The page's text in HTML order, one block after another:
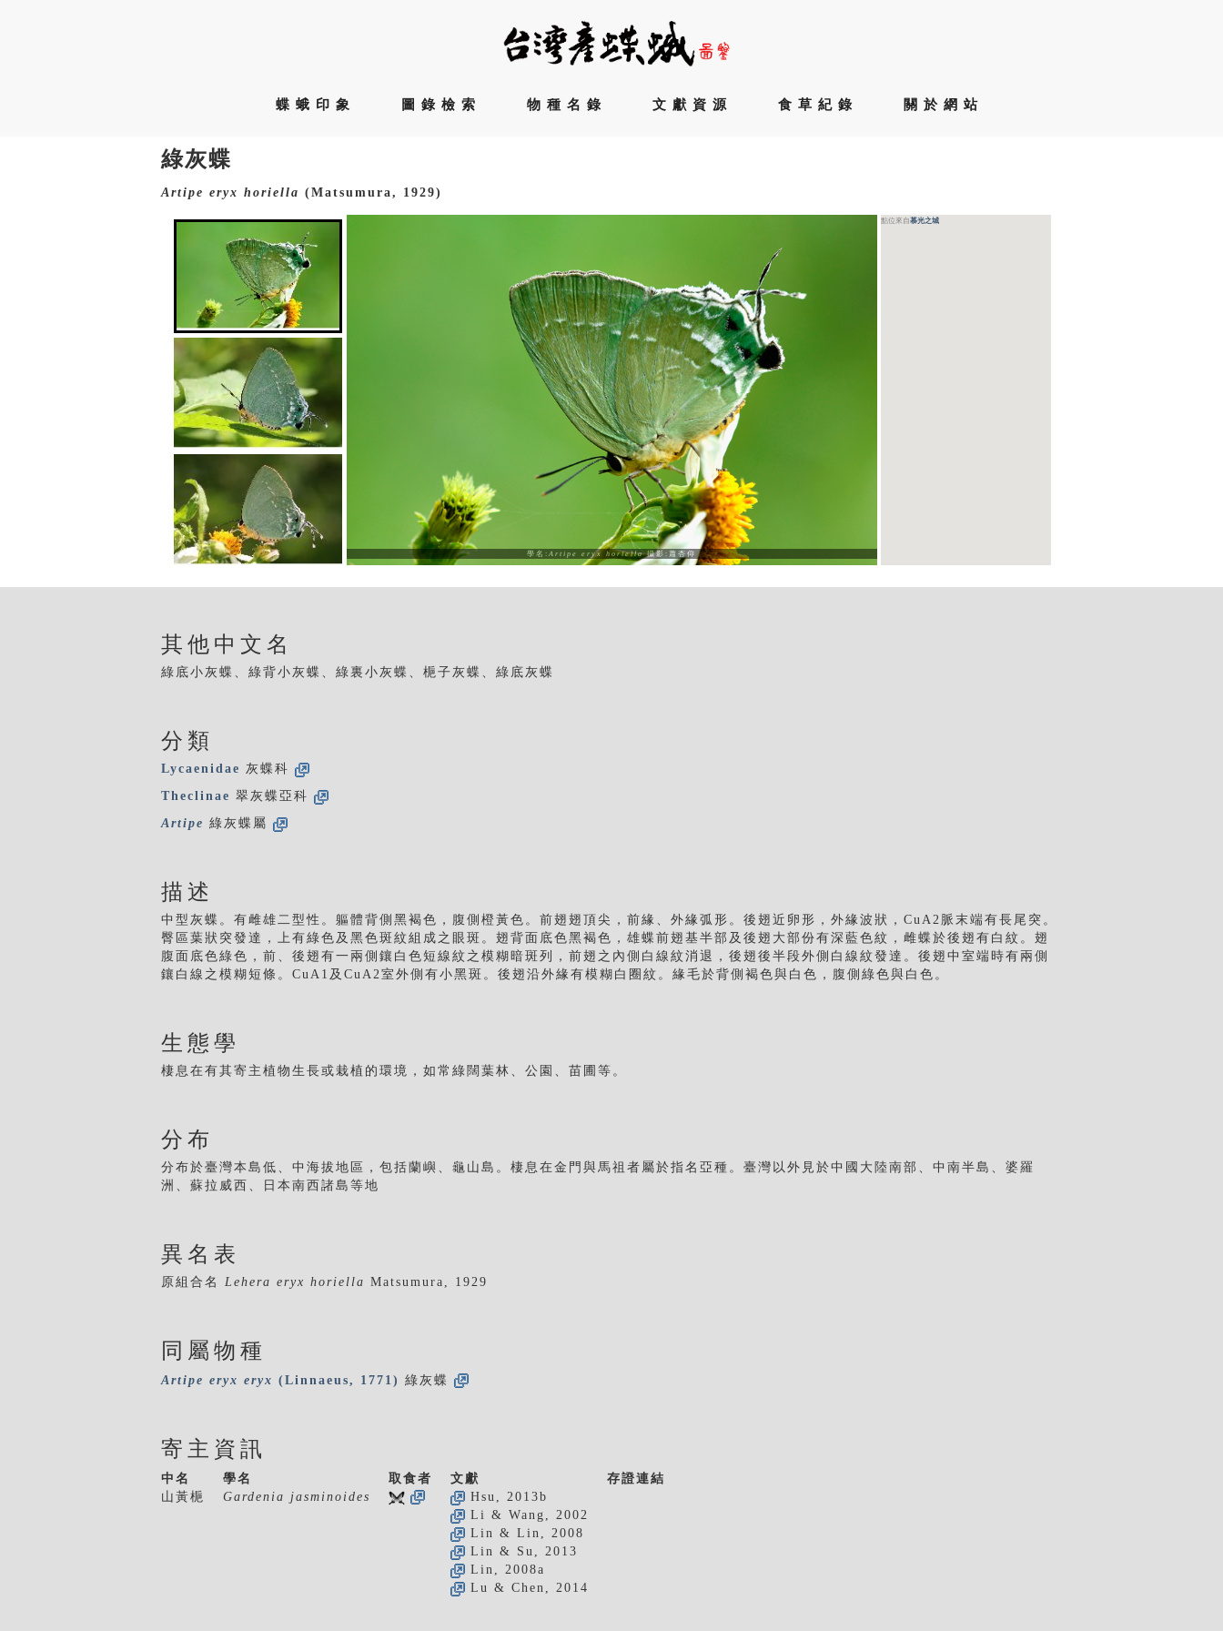
蝶蛾印象 圖錄檢索 物種名錄 文獻資源 食草紀錄 關於網站
綠灰蝶
Artipe eryx horiella (Matsumura, 1929)
學名: Artipe eryx horiella攝影:蕭杏仰
點位來自慕光之城
其他中文名
綠底小灰蝶、綠背小灰蝶、綠裏小灰蝶、梔子灰蝶、綠底灰蝶
分類
Lycaenidae 灰蝶科
Theclinae 翠灰蝶亞科
Artipe 綠灰蝶屬
描述
中型灰蝶。有雌雄二型性。軀體背側黑褐色，腹側橙黃色。前翅翅頂尖，前緣、外緣弧形。後翅近卵形，外緣波狀，CuA2脈末端有長尾突。
臀區葉狀突發達，上有綠色及黑色斑紋組成之眼斑。翅背面底色黑褐色，雄蝶前翅基半部及後翅大部份有深藍色紋，雌蝶於後翅有白紋。翅
腹面底色綠色，前、後翅有一兩側鑲白色短線紋之模糊暗斑列，前翅之內側白線紋消退，後翅後半段外側白線紋發達。後翅中室端時有兩側
鑲白線之模糊短條。CuA1及CuA2室外側有小黑斑。後翅沿外緣有模糊白圈紋。緣毛於背側褐色與白色，腹側綠色與白色。
生態學
棲息在有其寄主植物生長或栽植的環境，如常綠闊葉林、公園、苗圃等。
分布
分布於臺灣本島低、中海拔地區，包括蘭嶼、龜山島。棲息在金門與馬祖者屬於指名亞種。臺灣以外見於中國大陸南部、中南半島、婆羅
洲、蘇拉威西、日本南西諸島等地
異名表
原組合名 Lehera eryx horiella Matsumura, 1929
同屬物種
Artipe eryx eryx (Linnaeus, 1771) 綠灰蝶
寄主資訊
中名 學名 取食者 文獻 存證連結
山黃梔 Gardenia jasminoides
Hsu, 2013b
Li & Wang, 2002
Lin & Lin, 2008
Lin & Su, 2013
Lin, 2008a
Lu & Chen, 2014